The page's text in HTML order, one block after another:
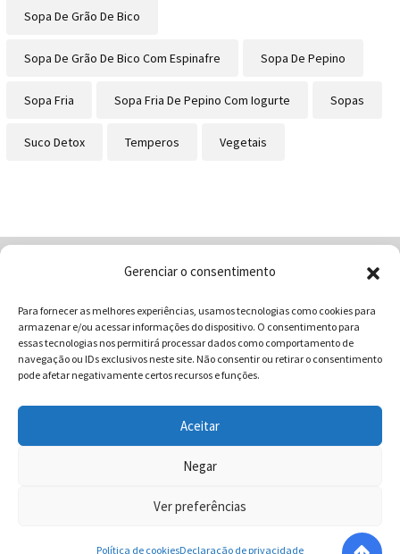
Gerenciar o consentimento
Para fornecer as melhores experiências, usamos tecnologias como cookies para
armazenar e/ou acessar informações do dispositivo. O consentimento para
essas tecnologias nos permitirá processar dados como comportamento de
navegação ou IDs exclusivos neste site. Não consentir ou retirar o consentimento
pode afetar negativamente certos recursos e funções.
Aceitar
Negar
Ver preferências
Política de cookiesDeclaração de privacidade
Sopa De Grão De Bico
Sopa De Grão De Bico Com Espinafre Sopa De Pepino
Sopa Fria Sopa Fria De Pepino Com Iogurte Sopas
Suco Detox Temperos Vegetais
Contatos
Receitas
Blog
Vocabulário da Gastronomia
COMUNICAR - Comunicação e Marketing | CNPJ:
03.013.350/0001-80 | Rua 82 Nº99 Qd. F13 Lt. 13 Sala 01 - Setor
996358681 - CEP: 74.083-010 | © 2025 COMUNICAR.COM.BR